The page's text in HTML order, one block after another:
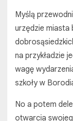
Myślą
urzędzie miasta
na przykładzie
wagę
szkoły w
No a potem
otwarcia